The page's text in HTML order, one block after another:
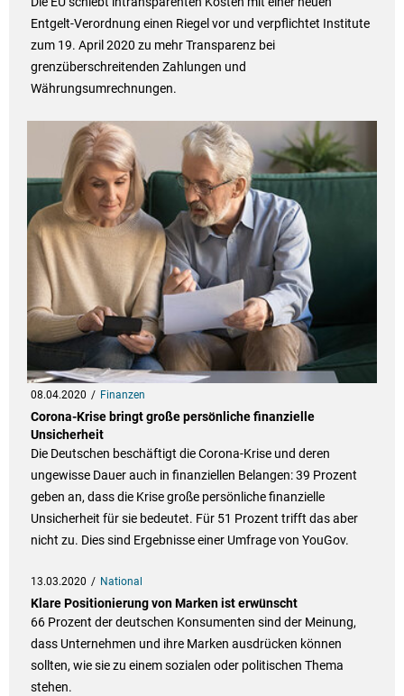
Entgelt-Verordnung einen Riegel vor und verpflichtet Institute
zum 19. April 2020 zu mehr Transparenz bei
grenzüberschreitenden Zahlungen und
Währungsumrechnungen.
08.04.2020 Finanzen
Corona-Krise bringt große persönliche finanzielle
Unsicherheit
Die Deutschen beschäftigt die Corona-Krise und deren
ungewisse Dauer auch in finanziellen Belangen: 39 Prozent
geben an, dass die Krise große persönliche finanzielle
Unsicherheit für sie bedeutet. Für 51 Prozent trifft das aber
nicht zu. Dies sind Ergebnisse einer Umfrage von YouGov.
13.03.2020 National
Klare Positionierung von Marken ist erwünscht
66 Prozent der deutschen Konsumenten sind der Meinung,
dass Unternehmen und ihre Marken ausdrücken können
sollten, wie sie zu einem sozialen oder politischen Thema
stehen.